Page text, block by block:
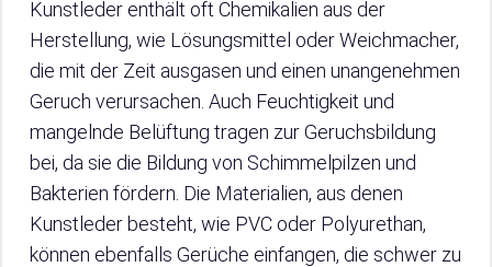
Kunstleder enthält oft Chemikalien aus der
Herstellung, wie Lösungsmittel oder Weichmacher,
die mit der Zeit ausgasen und einen unangenehmen
Geruch verursachen. Auch Feuchtigkeit und
mangelnde Belüftung tragen zur Geruchsbildung
bei, da sie die Bildung von Schimmelpilzen und
Bakterien fördern. Die Materialien, aus denen
Kunstleder besteht, wie PVC oder Polyurethan,
können ebenfalls Gerüche einfangen, die schwer zu